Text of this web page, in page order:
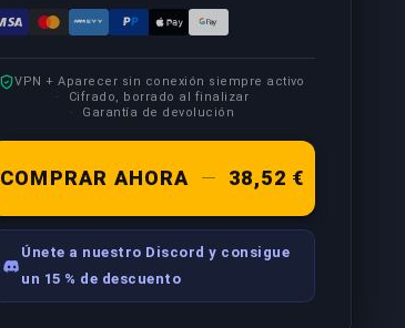
VPN + Aparecer sin conexión siempre activo
Cifrado, borrado al finalizar
Garantía de devolución
COMPRAR AHORA — 38,52 €
Únete a nuestro Discord y consigue
un 15 % de descuento